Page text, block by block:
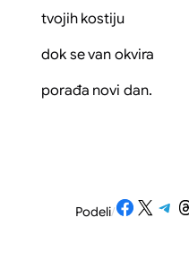
tvojih kostiju
dok se van okvira
porađa novi dan.
Podeli/Share on Facebook
Share on X Share on